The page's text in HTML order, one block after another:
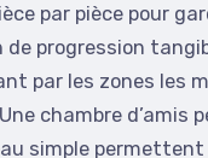
par pièce pour
de progression
par les zones les
chambre d’amis
simple permettent